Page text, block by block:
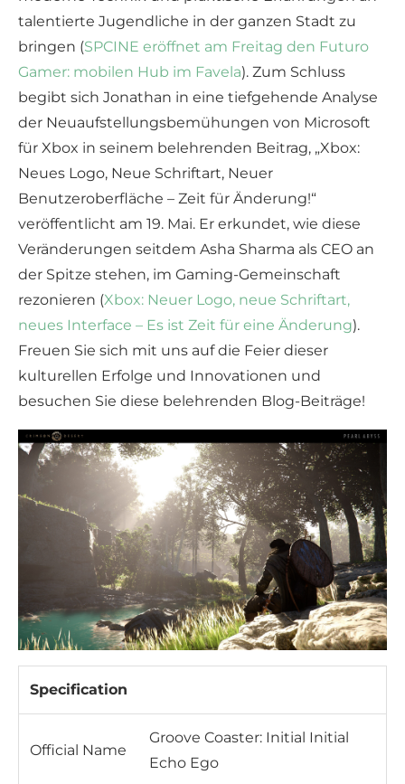
talentierte Jugendliche in der ganzen Stadt zu
bringen (SPCINE eröffnet am Freitag den Futuro
Gamer: mobilen Hub im Favela). Zum Schluss
begibt sich Jonathan in eine tiefgehende Analyse
der Neuaufstellungsbemühungen von Microsoft
für Xbox in seinem belehrenden Beitrag, „Xbox:
Neues Logo, Neue Schriftart, Neuer
Benutzeroberfläche – Zeit für Änderung!“
veröffentlicht am 19. Mai. Er erkundet, wie diese
Veränderungen seitdem Asha Sharma als CEO an
der Spitze stehen, im Gaming-Gemeinschaft
rezonieren (Xbox: Neuer Logo, neue Schriftart,
neues Interface – Es ist Zeit für eine Änderung).
Freuen Sie sich mit uns auf die Feier dieser
kulturellen Erfolge und Innovationen und
besuchen Sie diese belehrenden Blog-Beiträge!
Specification
Official Name
Groove Coaster: Initial Initial
Echo Ego